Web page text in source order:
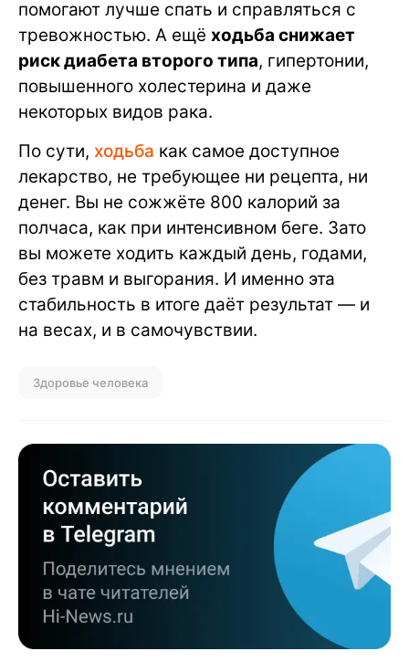
помогают лучше спать и справляться с
тревожностью. А ещё ходьба снижает
риск диабета второго типа, гипертонии,
повышенного холестерина и даже
некоторых видов рака.
По сути, ходьба как самое доступное
лекарство, не требующее ни рецепта, ни
денег. Вы не сожжёте 800 калорий за
полчаса, как при интенсивном беге. Зато
вы можете ходить каждый день, годами,
без травм и выгорания. И именно эта
стабильность в итоге даёт результат — и
на весах, и в самочувствии.
Здоровье человека